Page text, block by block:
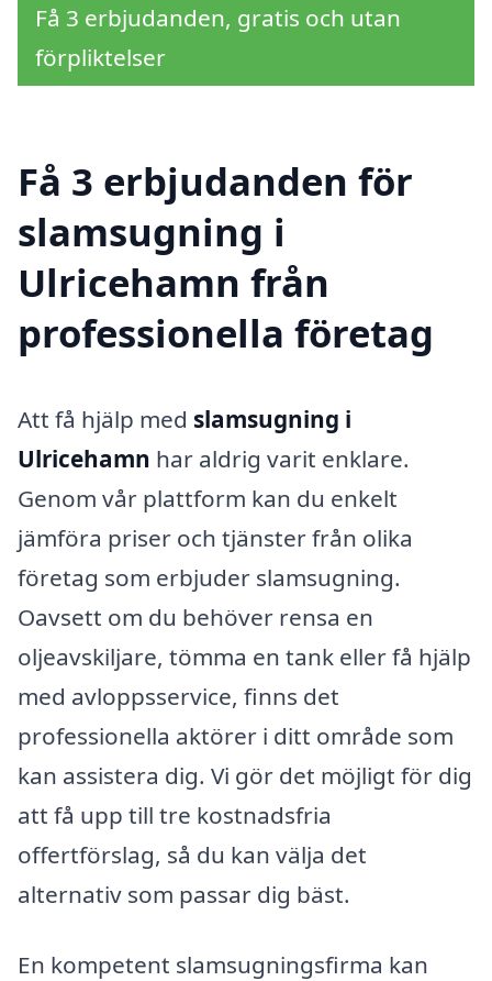
Få 3 erbjudanden, gratis och utan
förpliktelser
Få 3 erbjudanden för
slamsugning i
Ulricehamn från
professionella företag
Att få hjälp med slamsugning i
Ulricehamn har aldrig varit enklare.
Genom vår plattform kan du enkelt
jämföra priser och tjänster från olika
företag som erbjuder slamsugning.
Oavsett om du behöver rensa en
oljeavskiljare, tömma en tank eller få hjälp
med avloppsservice, finns det
professionella aktörer i ditt område som
kan assistera dig. Vi gör det möjligt för dig
att få upp till tre kostnadsfria
offertförslag, så du kan välja det
alternativ som passar dig bäst.
En kompetent slamsugningsfirma kan